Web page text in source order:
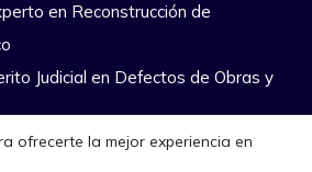
en Reconstrucción de
Judicial en Defectos de Obras y
ofrecerte la mejor experiencia en